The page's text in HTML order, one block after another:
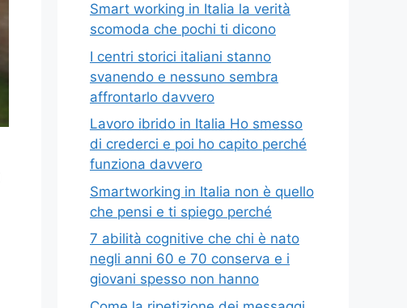
Smart working in Italia la verità
scomoda che pochi ti dicono
I centri storici italiani stanno
svanendo e nessuno sembra
affrontarlo davvero
Lavoro ibrido in Italia Ho smesso
di crederci e poi ho capito perché
funziona davvero
Smartworking in Italia non è quello
che pensi e ti spiego perché
7 abilità cognitive che chi è nato
negli anni 60 e 70 conserva e i
giovani spesso non hanno